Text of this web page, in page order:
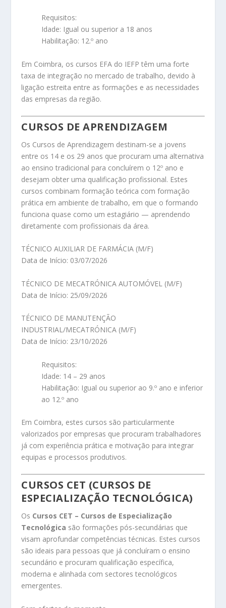
Requisitos:
Idade: Igual ou superior a 18 anos
Habilitação: 12.º ano
Em Coimbra, os cursos EFA do IEFP têm uma forte
taxa de integração no mercado de trabalho, devido à
ligação estreita entre as formações e as necessidades
das empresas da região.
CURSOS DE APRENDIZAGEM
Os Cursos de Aprendizagem destinam-se a jovens
entre os 14 e os 29 anos que procuram uma alternativa
ao ensino tradicional para concluírem o 12º ano e
desejam obter uma qualificação profissional. Estes
cursos combinam formação teórica com formação
prática em ambiente de trabalho, em que o formando
funciona quase como um estagiário — aprendendo
diretamente com profissionais da área.
TÉCNICO AUXILIAR DE FARMÁCIA (M/F)
Data de Início: 03/07/2026
TÉCNICO DE MECATRÓNICA AUTOMÓVEL (M/F)
Data de Início: 25/09/2026
TÉCNICO DE MANUTENÇÃO
INDUSTRIAL/MECATRÓNICA (M/F)
Data de Início: 23/10/2026
Requisitos:
Idade: 14 – 29 anos
Habilitação: Igual ou superior ao 9.º ano e inferior
ao 12.º ano
Em Coimbra, estes cursos são particularmente
valorizados por empresas que procuram trabalhadores
já com experiência prática e motivação para integrar
equipas e processos produtivos.
CURSOS CET (CURSOS DE
ESPECIALIZAÇÃO TECNOLÓGICA)
Os Cursos CET – Cursos de Especialização
Tecnológica são formações pós-secundárias que
visam aprofundar competências técnicas. Estes cursos
são ideais para pessoas que já concluíram o ensino
secundário e procuram qualificação específica,
moderna e alinhada com sectores tecnológicos
emergentes.